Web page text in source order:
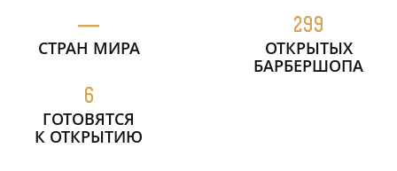
—
СТРАН МИРА
299
ОТКРЫТЫХ
БАРБЕРШОПА
6
ГОТОВЯТСЯ
К ОТКРЫТИЮ